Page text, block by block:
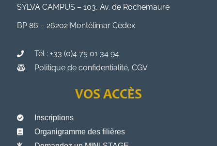
SYLVA CAMPUS – 103, Av. de Rochemaure
BP 86 – 26202 Montélimar Cedex
Tél : +33 (0)4 75 01 34 94
Politique de confidentialité, CGV
VOS ACCÈS
Inscriptions
Organigramme des filières